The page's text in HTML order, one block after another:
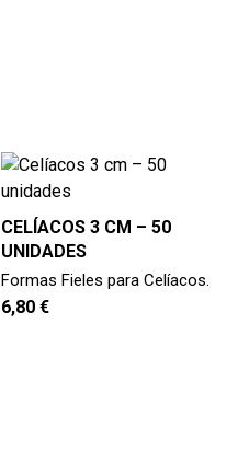
CELÍACOS 3 CM – 50
UNIDADES
Formas Fieles para Celíacos.
6,80€